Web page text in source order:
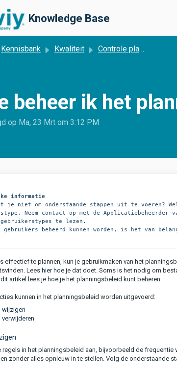
Knowledge Base
Kennisbank Kwaliteit Controle planning
beheer ik het
op Ma, 23 Mrt om 3:12 PM
informatie
je niet om onderstaande stappen uit te
Neem contact op met de
te lezen.
gebruikers beheerd kunnen worden, is het van
effectief te plannen, kun je gebruikmaken van het
Lees hierhoe je dat doet. Soms is het nodig om
artikel lees je hoe je het planningsbeleid kunt beheren.
kunnen in het planningsbeleid worden uitgevoerd:
wijzigen
verwijderen
regels in het planningsbeleid aan, bijvoorbeeld de
zonder alles opnieuw in te stellen. Volg de onderstaande